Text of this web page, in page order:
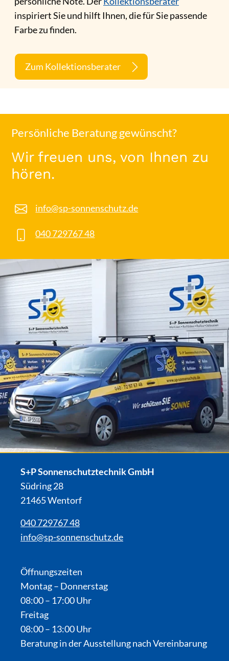
inspiriert Sie und hilft Ihnen, die für Sie passende
Farbe zu finden.
Zum Kollektionsberater
Persönliche Beratung gewünscht?
Wir freuen uns, von Ihnen zu
hören.
info@sp-sonnenschutz.de
040 729767 48
S+P Sonnenschutztechnik GmbH
Südring 28
21465 Wentorf
040 729767 48
info@sp-sonnenschutz.de
Öffnungszeiten
Montag – Donnerstag
08:00 – 17:00 Uhr
Freitag
08:00 – 13:00 Uhr
Beratung in der Ausstellung nach Vereinbarung